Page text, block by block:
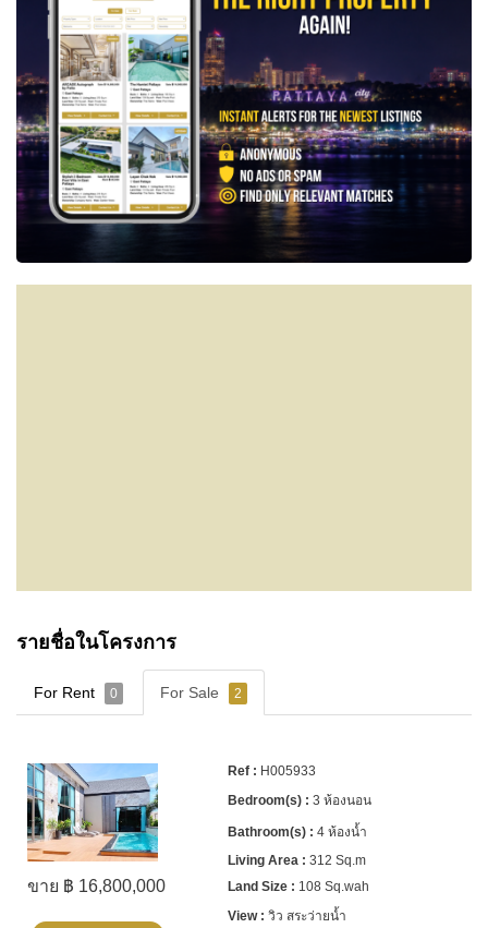
รายชื่อในโครงการ
For Rent 0 For Sale 2
ขาย ฿ 16,800,000
H005933
3 ห้องนอน
4 ห้องน้ำ
312 Sq.m
108 Sq.wah
วิว สระว่ายน้ำ